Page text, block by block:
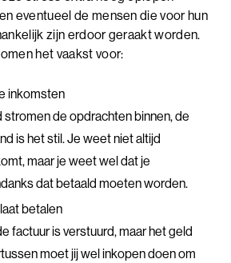
eventueel de mensen die voor hun
zijn erdoor geraakt worden.
het vaakst voor:
inkomsten
stromen de opdrachten binnen, de
is het stil. Je weet niet altijd
maar je weet wel dat je
dat betaald moeten worden.
betalen
factuur is verstuurd, maar het geld
moet jij wel inkopen doen om